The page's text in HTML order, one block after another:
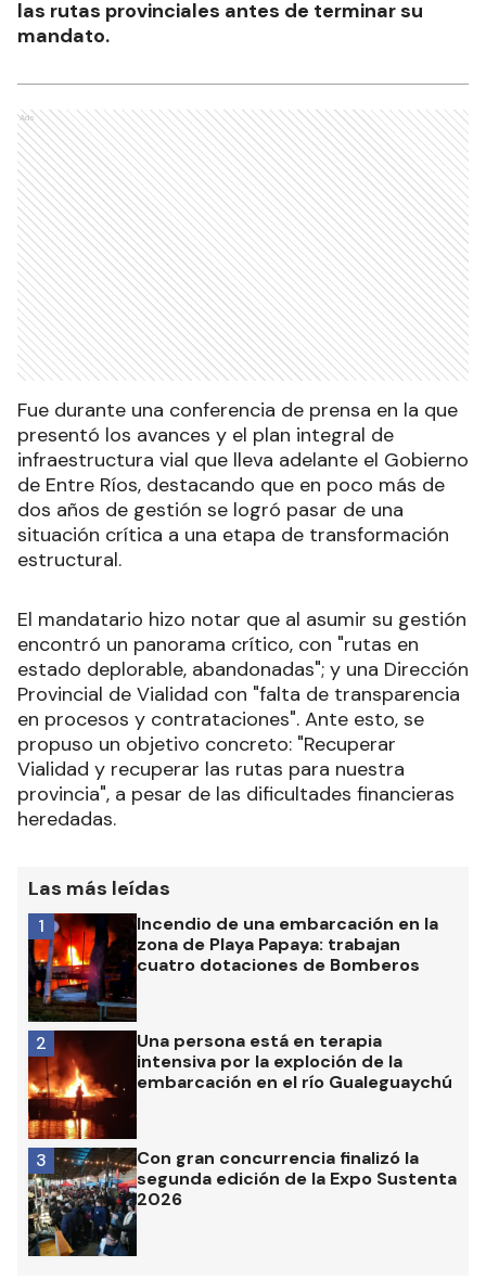
las rutas provinciales antes de terminar su
mandato.
Ads
Fue durante una conferencia de prensa en la que
presentó los avances y el plan integral de
infraestructura vial que lleva adelante el Gobierno
de Entre Ríos, destacando que en poco más de
dos años de gestión se logró pasar de una
situación crítica a una etapa de transformación
estructural.
El mandatario hizo notar que al asumir su gestión
encontró un panorama crítico, con "rutas en
estado deplorable, abandonadas"; y una Dirección
Provincial de Vialidad con "falta de transparencia
en procesos y contrataciones". Ante esto, se
propuso un objetivo concreto: "Recuperar
Vialidad y recuperar las rutas para nuestra
provincia", a pesar de las dificultades financieras
heredadas.
Las más leídas
Incendio de una embarcación en la
zona de Playa Papaya: trabajan
cuatro dotaciones de Bomberos
1
Una persona está en terapia
intensiva por la exploción de la
embarcación en el río Gualeguaychú
2
Con gran concurrencia finalizó la
segunda edición de la Expo Sustenta
2026
3